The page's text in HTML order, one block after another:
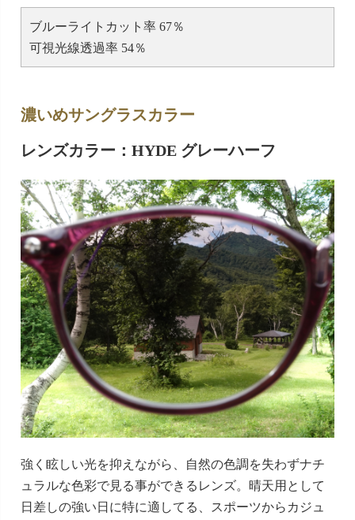
ブルーライトカット率 67％
可視光線透過率 54％
濃いめサングラスカラー
レンズカラー：HYDE グレーハーフ
強く眩しい光を抑えながら、自然の色調を失わずナチ
ュラルな色彩で見る事ができるレンズ。晴天用として
日差しの強い日に特に適してる、スポーツからカジュ